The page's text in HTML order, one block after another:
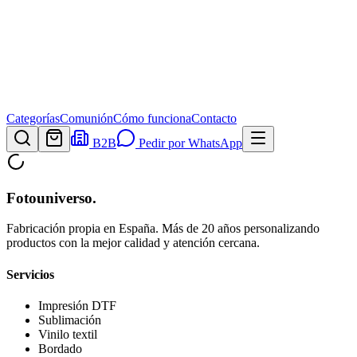
CategoríasComuniónCómo funcionaContacto
B2B
Pedir por WhatsApp
Fotouniverso.
Fabricación propia en España. Más de 20 años personalizando
productos con la mejor calidad y atención cercana.
Servicios
Impresión DTF
Sublimación
Vinilo textil
Bordado